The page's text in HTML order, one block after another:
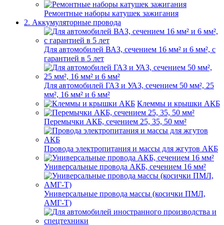
Ремонтные наборы катушек зажигания
2. Аккумуляторные провода
Для автомобилей ВАЗ, сечением 16 мм² и 6 мм², с
гарантией в 5 лет
Для автомобилей ГАЗ и УАЗ, сечением 50 мм², 25
мм², 16 мм² и 6 мм²
Клеммы и крышки АКБ
Перемычки АКБ, сечением 25, 35, 50 мм²
Провода электропитания и массы для жгутов АКБ
Универсальные провода АКБ, сечением 16 мм²
Универсальные провода массы (косички ПМЛ,
АМГ-Т)